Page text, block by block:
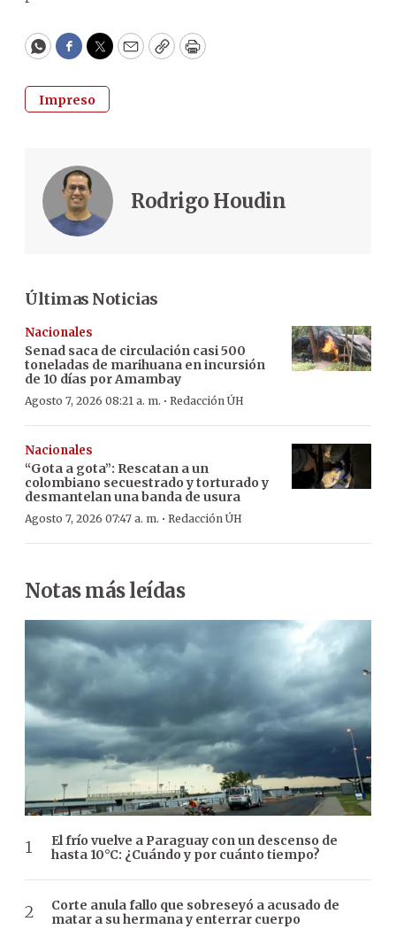
WhatsApp
Facebook
Twitter
EmailCopyPrint
Impreso
Rodrigo Houdin
Últimas Noticias
Nacionales
Senad saca de circulación casi 500
toneladas de marihuana en incursión
de 10 días por Amambay
Agosto 7, 2026 08:21 a. m. · Redacción ÚH
Nacionales
“Gota a gota”: Rescatan a un
colombiano secuestrado y torturado y
desmantelan una banda de usura
Agosto 7, 2026 07:47 a. m. · Redacción ÚH
Notas más leídas
El frío vuelve a Paraguay con un descenso de
hasta 10°C: ¿Cuándo y por cuánto tiempo?
Corte anula fallo que sobreseyó a acusado de
matar a su hermana y enterrar cuerpo